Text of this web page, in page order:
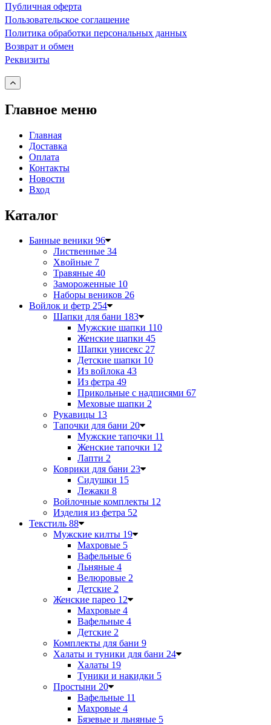
Публичная оферта
Пользовательское соглашение
Политика обработки персональных данных
Возврат и обмен
Реквизиты
Главное меню
Главная
Доставка
Оплата
Контакты
Новости
Вход
Каталог
Банные веники 96
Лиственные 34
Хвойные 7
Травяные 40
Замороженные 10
Наборы веников 26
Войлок и фетр 254
Шапки для бани 183
Мужские шапки 110
Женские шапки 45
Шапки унисекс 27
Детские шапки 10
Из войлока 43
Из фетра 49
Прикольные с надписями 67
Меховые шапки 2
Рукавицы 13
Тапочки для бани 20
Мужские тапочки 11
Женские тапочки 12
Лапти 2
Коврики для бани 23
Сидушки 15
Лежаки 8
Войлочные комплекты 12
Изделия из фетра 52
Текстиль 88
Мужские килты 19
Махровые 5
Вафельные 6
Льняные 4
Велюровые 2
Детские 2
Женские парео 12
Махровые 4
Вафельные 4
Детские 2
Комплекты для бани 9
Халаты и туники для бани 24
Халаты 19
Туники и накидки 5
Простыни 20
Вафельные 11
Махровые 4
Бязевые и льняные 5